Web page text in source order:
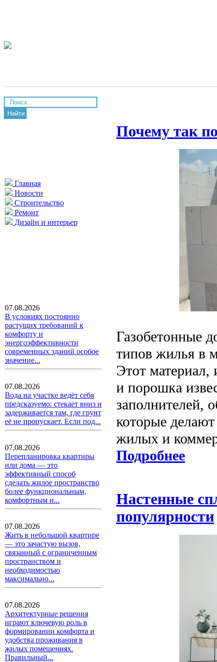
Найти
Главная
Новости
Строительство
Ремонт
Дизайн и интерьер
07.08.2026
В условиях постоянно
растущих требований к
комфорту и
энергоэффективности
современных зданий особое
значение...
07.08.2026
Вода на участке ведёт себя
предсказуемо: стекает вниз и
задерживается там, где грунт
её не пропускает. Если под...
07.08.2026
Перепланировка квартиры
или дома — это
эффективный способ
сделать жилое пространство
более функциональным,
комфортным и...
07.08.2026
Жить в небольшой квартире
— это зачастую вызов,
связанный с ограниченным
пространством и
необходимостью
максимально...
07.08.2026
Архитектурные решения
играют ключевую роль в
формировании комфорта и
удобства проживания в
жилых помещениях.
Правильный...
Почему так
Газобетонные
типов жилья в
Этот материал,
и порошка
заполнителей,
которые
жилых и
Подробнее
Настенные
популярности